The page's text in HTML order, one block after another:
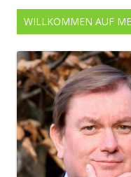
WILLKOMMEN AUF